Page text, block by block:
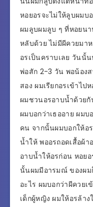
หอยอรจะไม่ให้ลูบผมบ
ผมลูบผมลูบ ๆ ที่หอยน
หลับด้วย ไม่มีผีควยม
อรเป็นคราบเลย วันนั้
พ่อสัก 2-3 วัน พอน้อง
สอง ผมเรียกอรเข้าไ
ผมชวนอรอาบน้ำด้วยกั
ผมบอกว่าเธออาย ผมบ
คน จากนั้นผมบอกให้อ
น้ำให้ พออรถอดเสื้อผ้
อาบน้ำให้อรก่อน หอย
นั้นผมมีอารมณ์ ของผม
อะไร ผมบอกว่าผีควย
เด็กผู้หญิง ผมให้อรล้า